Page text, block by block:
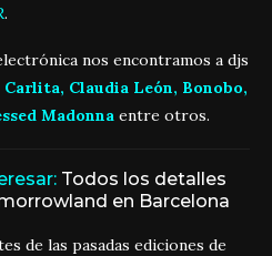
.
nos encontramos a djs
Carlita, Claudia León, Bonobo,
Madonna entre otros.
Todos los detalles
en Barcelona
de las pasadas ediciones de